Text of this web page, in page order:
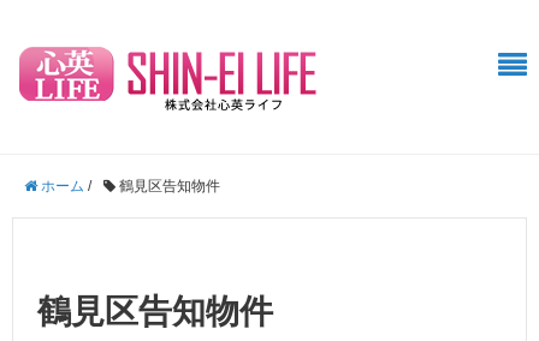
ホーム / 鶴見区告知物件
鶴見区告知物件